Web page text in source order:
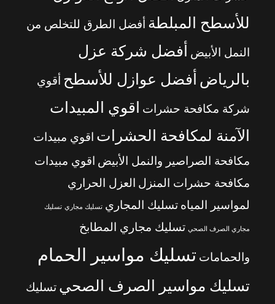
للأسطح المبلطة أفضل الطرق للتخلص من
النمل الأبيض
أفضل شركة عزل
بالرياض أفضل عوازل للأسطح أقوي
شركة مكافحة حشرات
اقوي المبيدات
الآمنة لمكافحة الحشرات اقوي مبيدات
مكافحة الصراصير والنمل الأبيض اقوي مبيدات
مكافحة حشرات المنزل العزل الحراري
لمواسير المياه تسليك المجاري تسليك مجاري تسليك
مجاري الصرف الصحي تسليك مجاري المطابخ
والحمامات تسليك مواسير الحمام
تسليك مواسير الصرف الصحي تسليك